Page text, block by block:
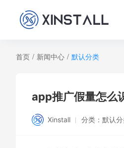
首页 / 新闻中心 / 默认分类
app推广假量怎么
Xinstall 分类： 默认